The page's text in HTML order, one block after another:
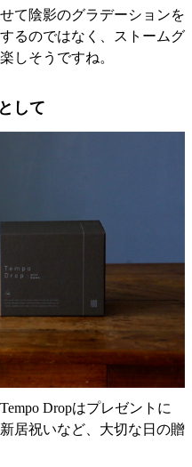
て陰影のグラデーションを
るのではなく、ストームグ
しそうですね。
して
Dropはプレゼントに
居祝いなど、大切な日の贈